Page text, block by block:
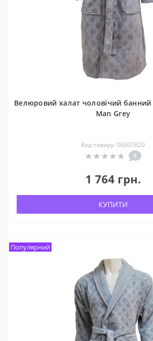
Велюровий халат чоловічий
Man Grey
Код товару: 06007820
0
1 764 грн.
КУПИТИ
Популярний